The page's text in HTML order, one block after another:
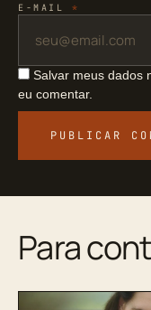
E-MAIL *
Salvar meus dados
eu comentar.
Para